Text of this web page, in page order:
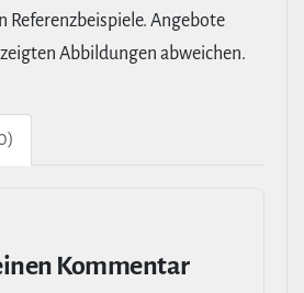
Referenzbeispiele. Angebote
Abbildungen abweichen.
Kommentar